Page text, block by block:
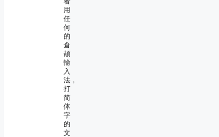
用
任
何
的
倉
頡
輸
入
法，
打
简
体
字
的
文